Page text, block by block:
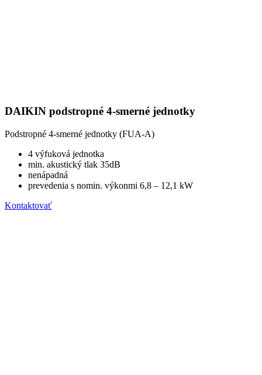
DAIKIN podstropné 4-smerné jednotky
Podstropné 4-smerné jednotky (FUA-A)
4 výfuková jednotka
min. akustický tlak 35dB
nenápadná
prevedenia s nomin. výkonmi 6,8 – 12,1 kW
Kontaktovať